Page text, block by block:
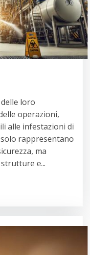
loro
operazioni,
alle infestazioni di
rappresentano
ma
e...